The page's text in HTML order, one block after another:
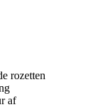
rozetten
af